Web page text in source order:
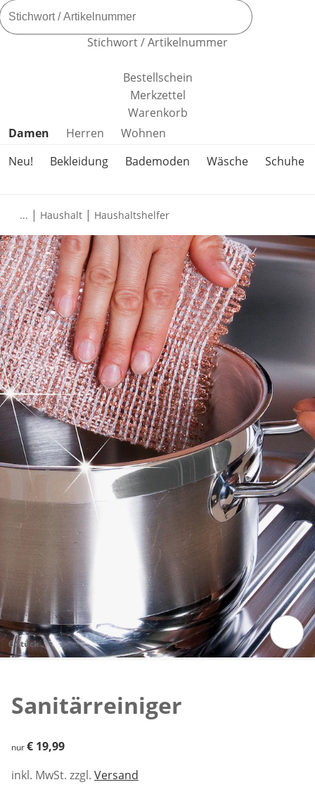
Stichwort / Artikelnummer
Bestellschein
Merkzettel
Warenkorb
Produktkategorien überspringen
Damen Herren
Wohnen
Neu!
Bekleidung Bademoden Wäsche Schuhe
... | Haushalt | Haushaltshelfer
6 Stück
Sanitärreiniger
€ 19,99
nur€ 19,99
inkl. MwSt. zzgl. Versand